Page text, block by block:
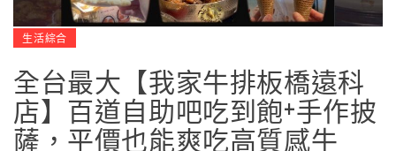
生活綜合
全台最大【我家牛排板橋遠科
店】百道自助吧吃到飽+手作披
薩，平價也能爽吃高質感牛